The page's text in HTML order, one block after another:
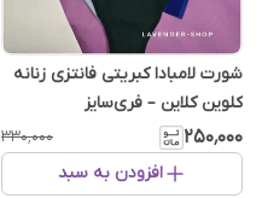
شورت لامبادا کبریتی فانتزی زنانه
کلوین کلاین – فری‌سایز
۲۵۰٬۰۰۰ ۳۳۰٬۰۰۰
افزودن به سبد